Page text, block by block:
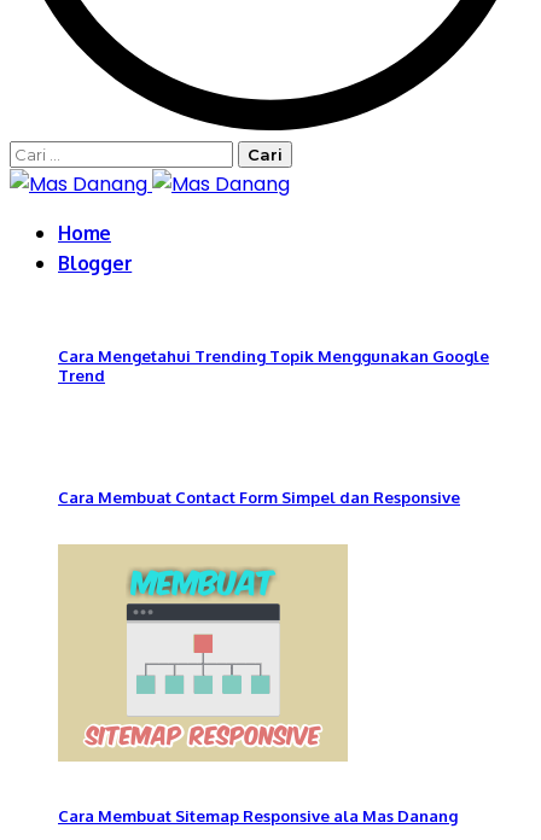
Cari
untuk:
Home
Blogger
Cara Mengetahui Trending Topik Menggunakan Google
Trend
Cara Membuat Contact Form Simpel dan Responsive
Cara Membuat Sitemap Responsive ala Mas Danang